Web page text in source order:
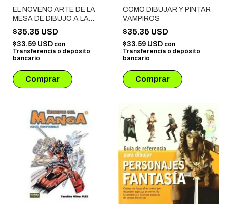
EL NOVENO ARTE DE LA
MESA DE DIBUJO A LA
ESTANTERIA
$35.36 USD
$33.59 USD con
Transferencia o depósito
bancario
COMO DIBUJAR Y PINTAR
VAMPIROS
$35.36 USD
$33.59 USD con
Transferencia o depósito
bancario